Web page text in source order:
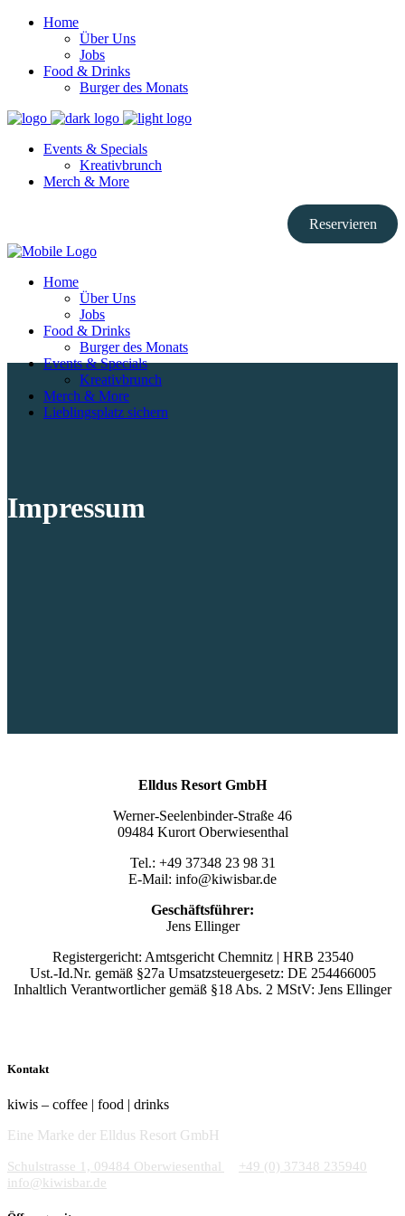
Home
Über Uns
Jobs
Food & Drinks
Burger des Monats
Events & Specials
Kreativbrunch
Merch & More
Reservieren
Home
Über Uns
Jobs
Food & Drinks
Burger des Monats
Events & Specials
Kreativbrunch
Merch & More
Lieblingsplatz sichern
Impressum
Elldus Resort GmbH
Werner-Seelenbinder-Straße 46
09484 Kurort Oberwiesenthal
Tel.: +49 37348 23 98 31
E-Mail: info@kiwisbar.de
Geschäftsführer:
Jens Ellinger
Registergericht: Amtsgericht Chemnitz | HRB 23540
Ust.-Id.Nr. gemäß §27a Umsatzsteuergesetz: DE 254466005
Inhaltlich Verantwortlicher gemäß §18 Abs. 2 MStV: Jens Ellinger
Kontakt
kiwis – coffee | food | drinks
Eine Marke der Elldus Resort GmbH
Schulstrasse 1, 09484 Oberwiesenthal
+49 (0) 37348 235940
info@kiwisbar.de